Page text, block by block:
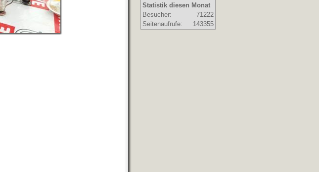
Statistik diesen Monat
Besucher:
71222
Seitenaufrufe:
143355